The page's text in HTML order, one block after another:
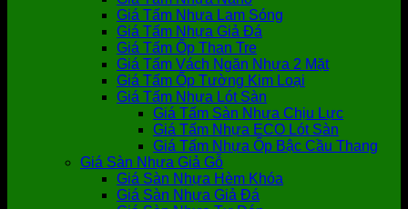
Giá Tấm Nhựa Lam Sóng
Giá Tấm Nhựa Giả Đá
Giá Tấm Ốp Than Tre
Giá Tấm Vách Ngăn Nhựa 2 Mặt
Giá Tấm Ốp Tường Kim Loại
Giá Tấm Nhựa Lót Sàn
Giá Tấm Sàn Nhựa Chịu Lực
Giá Tấm Nhựa ECO Lót Sàn
Giá Tấm Nhựa Ốp Bậc Cầu Thang
Giá Sàn Nhựa Giả Gỗ
Giá Sàn Nhựa Hèm Khóa
Giá Sàn Nhựa Giả Đá